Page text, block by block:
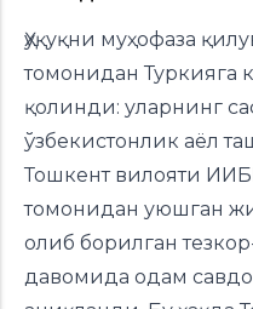
Ҳуқуқни муҳофаза
томонидан Туркияга
қолинди: уларнинг
ўзбекистонлик аёл
Тошкент вилояти
томонидан уюшган
олиб борилган
давомида одам